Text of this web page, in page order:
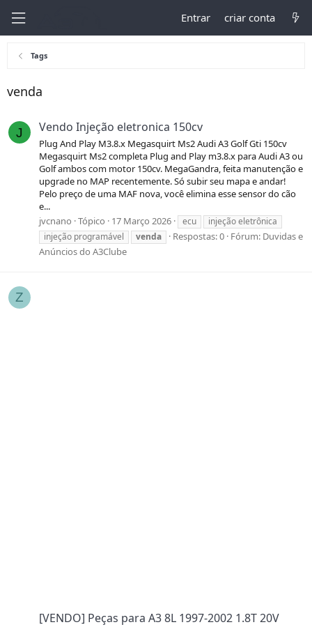
Entrar criar conta
Tags
venda
J Vendo Injeção eletronica 150cv
Plug And Play M3.8.x Megasquirt Ms2 Audi A3 Golf Gti 150cv
Megasquirt Ms2 completa Plug and Play m3.8.x para Audi A3 ou
Golf ambos com motor 150cv. MegaGandra, feita manutenção e
upgrade no MAP recentemente. Só subir seu mapa e andar!
Pelo preço de uma MAF nova, você elimina esse sensor do cão
e...
jvcnano Tópico 17 Março 2026 ecu
injeção eletrônica
injeção programável
venda Respostas: 0 Fórum: Duvidas e
Anúncios do A3Clube
Z
[VENDO] Peças para A3 8L 1997-2002 1.8T 20V